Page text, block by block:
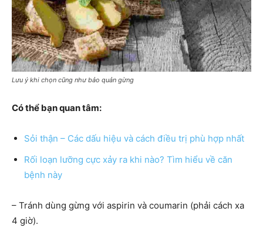
Lưu ý khi chọn cũng như bảo quản gừng
Có thể bạn quan tâm:
Sỏi thận – Các dấu hiệu và cách điều trị phù hợp nhất
Rối loạn lưỡng cực xảy ra khi nào? Tìm hiểu về căn
bệnh này
– Tránh dùng gừng với aspirin và coumarin (phải cách xa
4 giờ).